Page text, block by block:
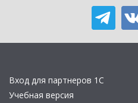
Вход для партнеров 1С
Учебная версия